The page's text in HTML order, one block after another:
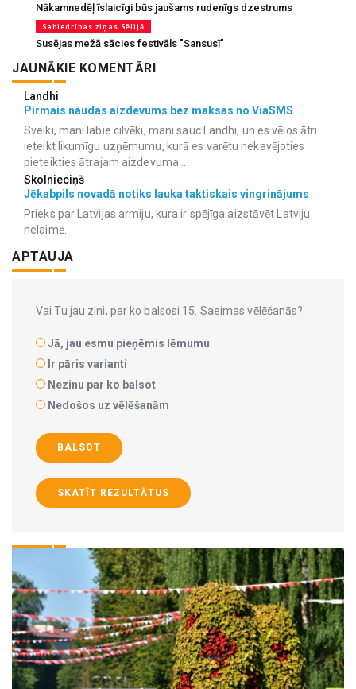
Nākamnedēļ īslaicīgi būs jaušams rudenīgs dzestrums
Sabiedrības ziņas Sēlijā
Susējas mežā sācies festivāls "Sansusī"
JAUNĀKIE KOMENTĀRI
Landhi
Pirmais naudas aizdevums bez maksas no ViaSMS
Sveiki, mani labie cilvēki, mani sauc Landhi, un es vēlos ātri
ieteikt likumīgu uzņēmumu, kurā es varētu nekavējoties
pieteikties ātrajam aizdevuma...
Skolnieciņš
Jēkabpils novadā notiks lauka taktiskais vingrinājums
Prieks par Latvijas armiju, kura ir spējīga aizstāvēt Latviju
nelaimē.
APTAUJA
Vai Tu jau zini, par ko balsosi 15. Saeimas vēlēšanās?
Jā, jau esmu pieņēmis lēmumu
Ir pāris varianti
Nezinu par ko balsot
Nedošos uz vēlēšanām
BALSOT
SKATĪT REZULTĀTUS